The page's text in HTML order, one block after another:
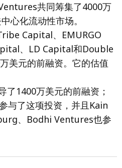
共同筹集了4000万
心化流动性市场。
Capital、EMURGO
、LD Capital和Double
美元的前融资。它的估值
了1400万美元的前融资；
与了这项投资，并且Kain
、Bodhi Ventures也参